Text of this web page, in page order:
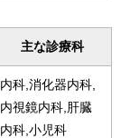
主な診療科
内科,消化器内科,
内視鏡内科,肝臓
内科,小児科